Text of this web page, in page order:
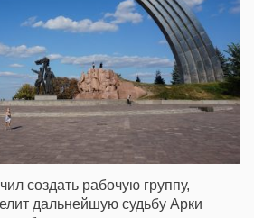
создать рабочую группу,
дальнейшую судьбу Арки